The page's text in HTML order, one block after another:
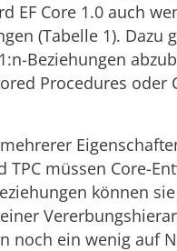
EF Core 1.0 auch
(Tabelle 1). Dazu
Beziehungen
Procedures oder
müssen Core-
können
noch ein wenig auf